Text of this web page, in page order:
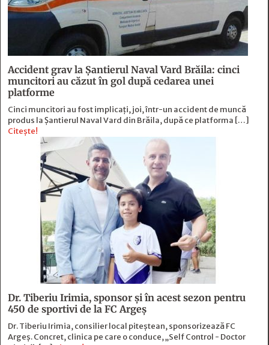
Accident grav la Șantierul Naval Vard Brăila: cinci
muncitori au căzut în gol după cedarea unei
platforme
Cinci muncitori au fost implicați, joi, într-un accident de muncă
produs la Șantierul Naval Vard din Brăila, după ce platforma […]
Citește!
Dr. Tiberiu Irimia, sponsor şi în acest sezon pentru
450 de sportivi de la FC Argeş
Dr. Tiberiu Irimia, consilier local piteștean, sponsorizează FC
Argeș. Concret, clinica pe care o conduce, „Self Control - Doctor